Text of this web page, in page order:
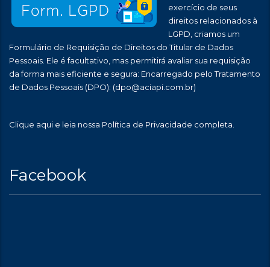
exercício de seus
direitos relacionados à
LGPD, criamos um
Formulário de Requisição de Direitos do Titular de Dados
Pessoais. Ele é facultativo, mas permitirá avaliar sua requisição
da forma mais eficiente e segura: Encarregado pelo Tratamento
de Dados Pessoais (DPO): (dpo@aciapi.com.br)
Clique aqui e leia nossa Política de Privacidade completa.
Facebook